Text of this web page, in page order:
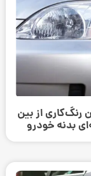
از بین
بدنه خودرو